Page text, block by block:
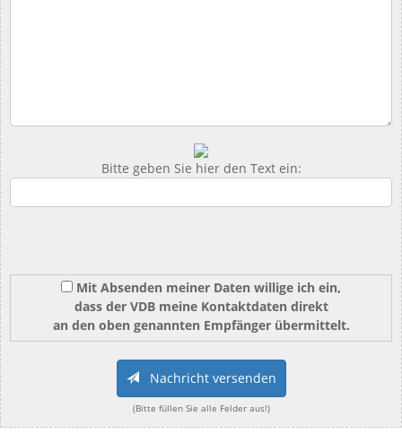
Bitte geben Sie hier den Text ein:
Mit Absenden meiner Daten willige ich ein,
dass der VDB meine Kontaktdaten direkt
an den oben genannten Empfänger übermittelt.
Nachricht versenden
(Bitte füllen Sie alle Felder aus!)